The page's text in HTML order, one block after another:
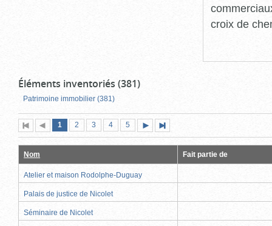
croix de
Éléments inventoriés (381)
Patrimoine immobilier (381)
Première
page
Page
précédente
Page
1 (page
actuelle)
Page
2 Page
3 Page
4 Page
5
suivante
page
Nom Fait partie de
Atelier et maison Rodolphe-Duguay
Palais de justice de Nicolet
Séminaire de Nicolet